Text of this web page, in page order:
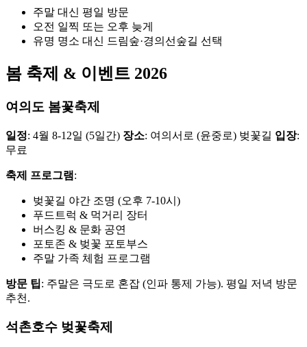
주말 대신 평일 방문
오전 일찍 또는 오후 늦게
유명 명소 대신 드림숲·경의선숲길 선택
봄 축제 & 이벤트 2026
여의도 봄꽃축제
일정: 4월 8-12일 (5일간) 장소: 여의서로 (윤중로) 벚꽃길 입장:
무료
축제 프로그램:
벚꽃길 야간 조명 (오후 7-10시)
푸드트럭 & 먹거리 장터
버스킹 & 문화 공연
포토존 & 벚꽃 포토부스
주말 가족 체험 프로그램
방문 팁: 주말은 극도로 혼잡 (인파 통제 가능). 평일 저녁 방문
추천.
석촌호수 벚꽃축제